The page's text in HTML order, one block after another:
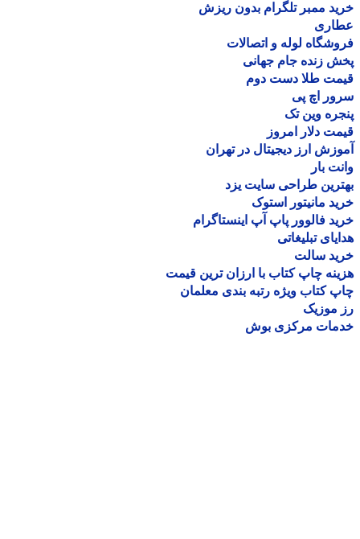
ممبر تلگرام بدون ریزش
لوله و اتصالات
زنده جام جهانی
طلا دست دوم
اچ پی
وین تک
دلار امروز
ارز دیجیتال در تهران
بار
طراحی سایت یزد
مانیتور استوک
فالوور پاپ آپ اینستاگرام
تبلیغاتی
سالت
چاپ کتاب با ارزان ترین قیمت
کتاب ویژه رتبه بندی معلمان
موزیک
مرکزی بوش